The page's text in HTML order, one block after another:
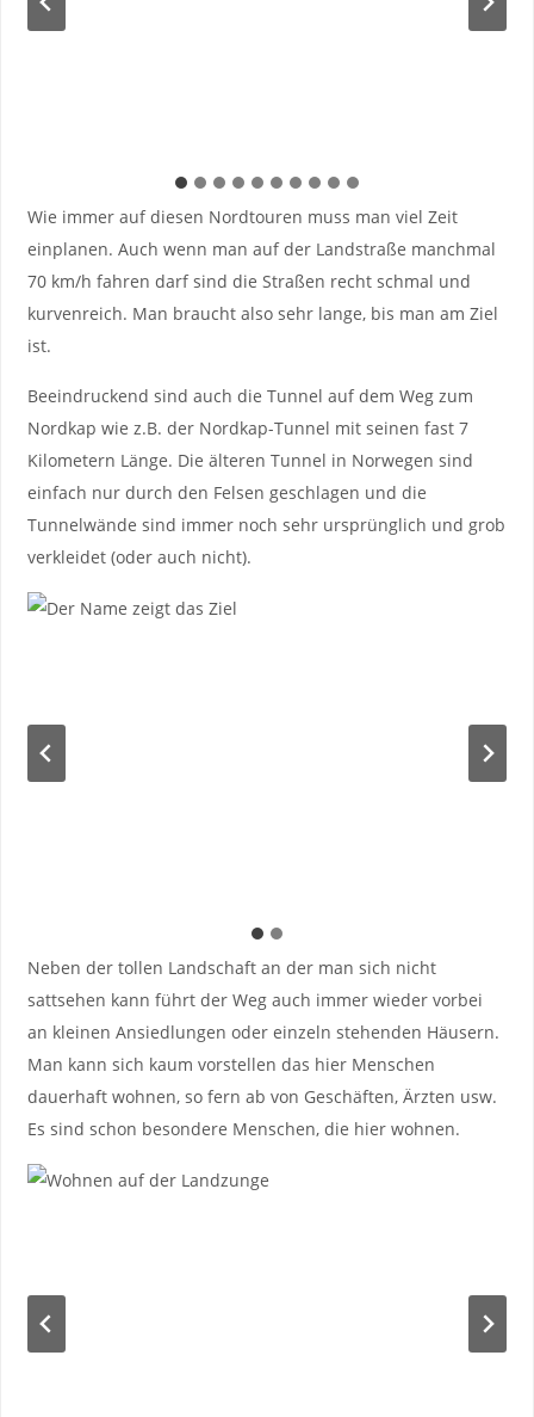
Wie immer auf diesen Nordtouren muss man viel Zeit
einplanen. Auch wenn man auf der Landstraße manchmal
70 km/h fahren darf sind die Straßen recht schmal und
kurvenreich. Man braucht also sehr lange, bis man am Ziel
ist.
Beeindruckend sind auch die Tunnel auf dem Weg zum
Nordkap wie z.B. der Nordkap-Tunnel mit seinen fast 7
Kilometern Länge. Die älteren Tunnel in Norwegen sind
einfach nur durch den Felsen geschlagen und die
Tunnelwände sind immer noch sehr ursprünglich und grob
verkleidet (oder auch nicht).
Neben der tollen Landschaft an der man sich nicht
sattsehen kann führt der Weg auch immer wieder vorbei
an kleinen Ansiedlungen oder einzeln stehenden Häusern.
Man kann sich kaum vorstellen das hier Menschen
dauerhaft wohnen, so fern ab von Geschäften, Ärzten usw.
Es sind schon besondere Menschen, die hier wohnen.